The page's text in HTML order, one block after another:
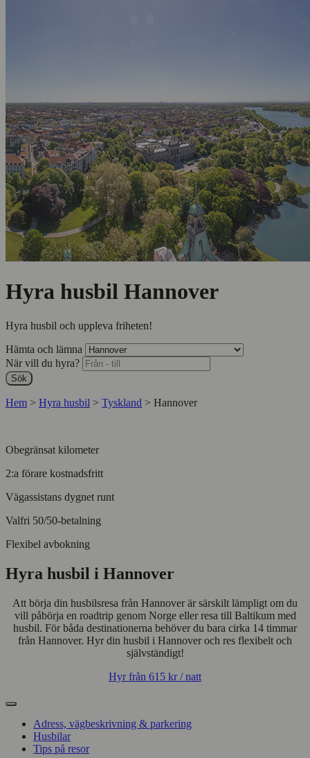
Hyra husbil Hannover
Hyra husbil och uppleva friheten!
Hämta och lämna
När vill du hyra?
Sök
Hem > Hyra husbil > Tyskland > Hannover
Obegränsat kilometer
2:a förare kostnadsfritt
Vägassistans dygnet runt
Valfri 50/50-betalning
Flexibel avbokning
Hyra husbil i Hannover
Att börja din husbilsresa från Hannover är särskilt lämpligt om du
vill påbörja en roadtrip genom Norge eller resa till Baltikum med
husbil. För båda destinationerna behöver du bara cirka 14 timmar
från Hannover. Hyr din husbil i Hannover och res flexibelt och
självständigt!
Hyr från 615 kr / natt
Adress, vägbeskrivning & parkering
Husbilar
Tips på resor